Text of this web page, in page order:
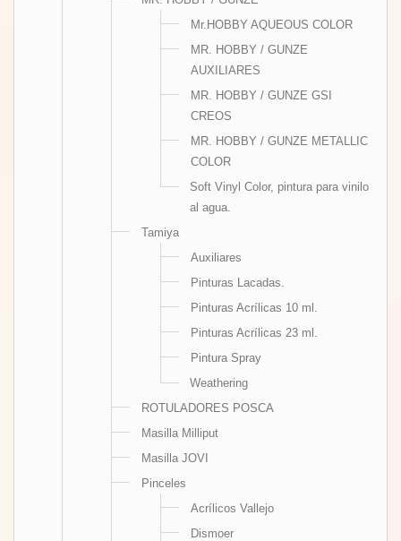
Mr.HOBBY AQUEOUS COLOR
MR. HOBBY / GUNZE
AUXILIARES
MR. HOBBY / GUNZE GSI
CREOS
MR. HOBBY / GUNZE METALLIC
COLOR
Soft Vinyl Color, pintura para vinilo
al agua.
Tamiya
Auxiliares
Pinturas Lacadas.
Pinturas Acrílicas 10 ml.
Pinturas Acrílicas 23 ml.
Pintura Spray
Weathering
ROTULADORES POSCA
Masilla Milliput
Masilla JOVI
Pinceles
Acrílicos Vallejo
Dismoer